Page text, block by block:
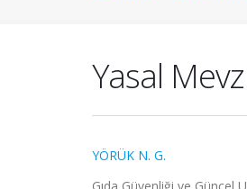
Yasal
YÖRÜK N. G.